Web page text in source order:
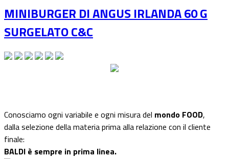
MINIBURGER DI ANGUS IRLANDA 60 G
SURGELATO C&C
Conosciamo ogni variabile e ogni misura del mondo FOOD,
dalla selezione della materia prima alla relazione con il cliente
finale:
BALDI è sempre in prima linea.